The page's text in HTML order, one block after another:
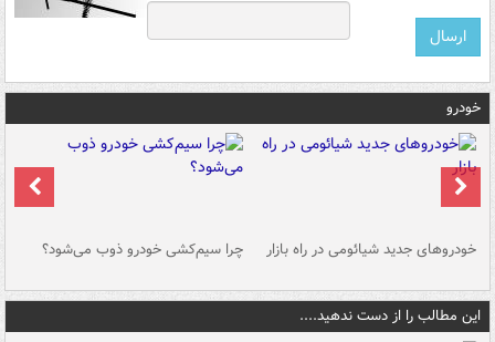
خودرو
خودروهای جدید شیائومی در راه بازار چرا سیم‌کشی خودرو ذوب می‌شود؟
این مطالب را از دست ندهید....